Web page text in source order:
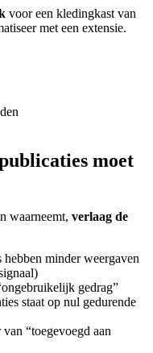
voor een kledingkast van
met een extensie.
moet
waarneemt, verlaag de
hebben minder weergaven
gedrag”
staat op nul gedurende
“toegevoegd aan